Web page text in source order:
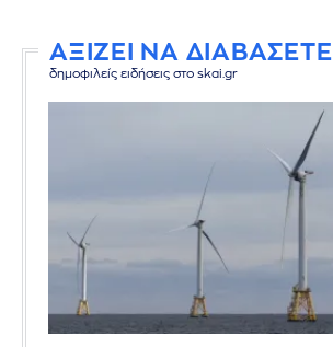
ΑΞΙΖΕΙ ΝΑ ΔΙΑΒΑΣΕΤΕ
δημοφιλείς ειδήσεις στο skai.gr